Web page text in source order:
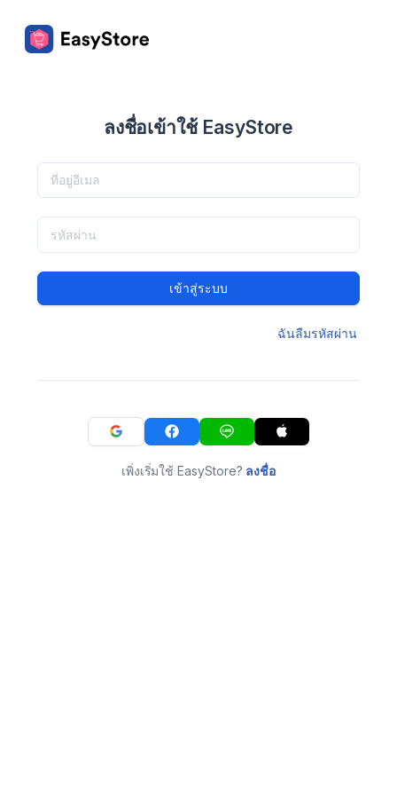
ลงชื่อเข้าใช้ EasyStore
เข้าสู่ระบบ
ฉันลืมรหัสผ่าน
เพิ่งเริ่มใช้ EasyStore? ลงชื่อ